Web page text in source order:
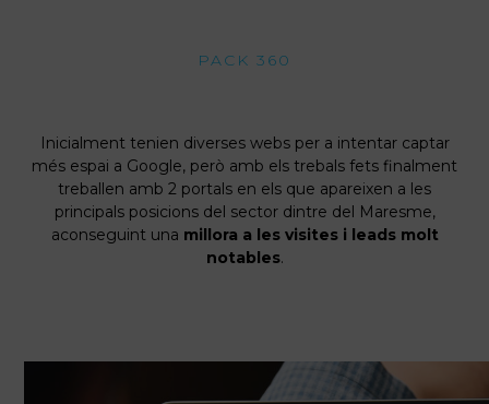
PACK 360
Inicialment tenien diverses webs per a intentar captar
més espai a Google, però amb els trebals fets finalment
treballen amb 2 portals en els que apareixen a les
principals posicions del sector dintre del Maresme,
aconseguint una millora a les visites i leads molt
notables.